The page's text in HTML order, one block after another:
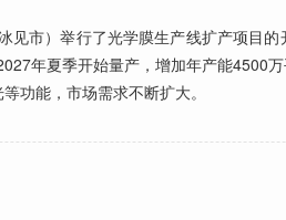
）举行了光学膜生产线扩产项目的
年夏季开始量产，增加年产能4500
功能，市场需求不断扩大。